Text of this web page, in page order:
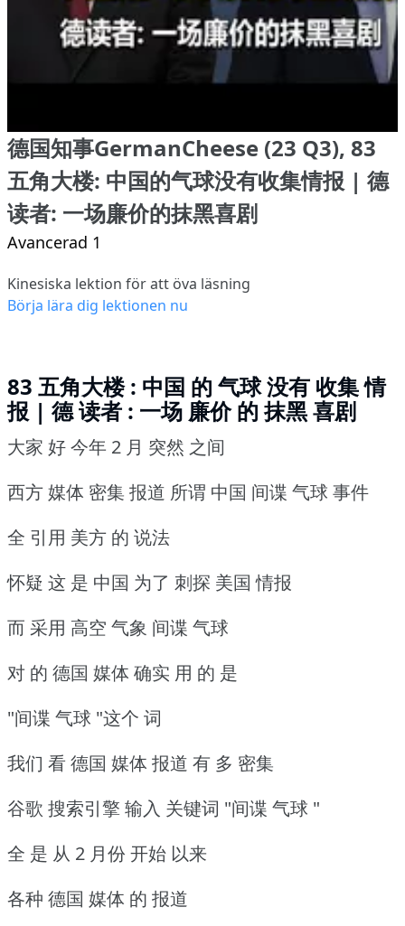
德国知事GermanCheese (23 Q3), 83
五角大楼: 中国的气球没有收集情报 | 德
读者: 一场廉价的抹黑喜剧
Avancerad 1
Kinesiska lektion för att öva läsning
Börja lära dig lektionen nu
83 五角大楼 : 中国 的 气球 没有 收集 情
报 | 德 读者 : 一场 廉价 的 抹黑 喜剧
大家 好 今年 2 月 突然 之间
西方 媒体 密集 报道 所谓 中国 间谍 气球 事件
全 引用 美方 的 说法
怀疑 这 是 中国 为了 刺探 美国 情报
而 采用 高空 气象 间谍 气球
对 的 德国 媒体 确实 用 的 是
"间谍 气球 "这个 词
我们 看 德国 媒体 报道 有 多 密集
谷歌 搜索引擎 输入 关键词 "间谍 气球 "
全 是 从 2 月份 开始 以来
各种 德国 媒体 的 报道